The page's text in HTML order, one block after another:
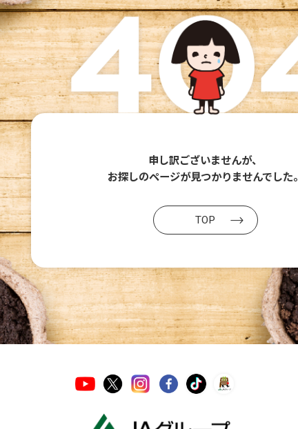
申し訳ございませんが、
お探しのページが見つかりませんでした。
TOP